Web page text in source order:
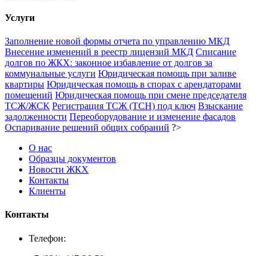
Услуги
Заполнение новой формы отчета по управлению МКД
Внесение изменений в реестр лицензий МКД Списание
долгов по ЖКХ: законное избавление от долгов за
коммунальные услуги Юридическая помощь при заливе
квартиры Юридическая помощь в спорах с арендаторами
помещений Юридическая помощь при смене председателя
ТСЖ/ЖСК Регистрация ТСЖ (ТСН) под ключ Взыскание
задолженности Переоборудование и изменение фасадов
Оспаривание решений общих собраний ?>
О нас
Образцы документов
Новости ЖКХ
Контакты
Клиенты
Контакты
Телефон: